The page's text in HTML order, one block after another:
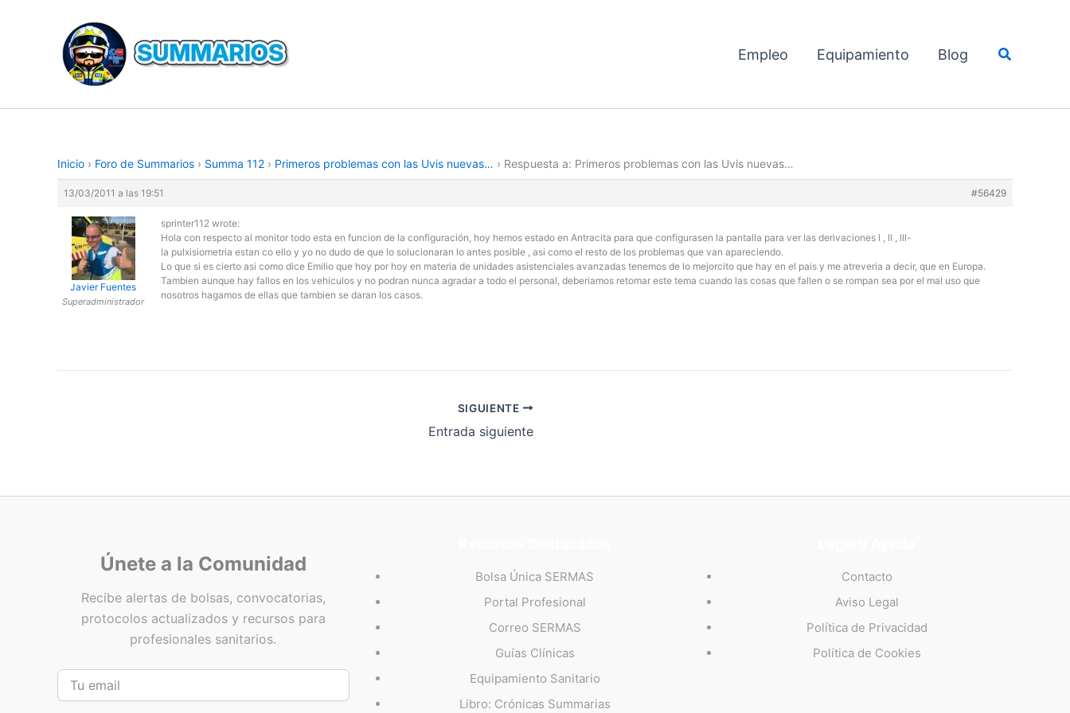
contenido
Empleo Equipamiento Blog Buscar
Inicio › Foro de Summarios › Summa 112 › Primeros problemas con las Uvis nuevas… › Respuesta a: Primeros problemas con las Uvis nuevas…
13/03/2011 a las 19:51 #56429
Javier Fuentes
Superadministrador
sprinter112 wrote:
Hola con respecto al monitor todo esta en funcion de la configuración, hoy hemos estado en Antracita para que configurasen la pantalla para ver las derivaciones l , ll , lll-
la pulxisiometria estan co ello y yo no dudo de que lo solucionaran lo antes posible , asi como el resto de los problemas que van apareciendo.
Lo que si es cierto asi como dice Emilio que hoy por hoy en materia de unidades asistenciales avanzadas tenemos de lo mejorcito que hay en el pais y me atreveria a decir, que en Europa.
Tambien aunque hay fallos en los vehiculos y no podran nunca agradar a todo el personal, deberiamos retomar este tema cuando las cosas que fallen o se rompan sea por el mal uso que
nosotros hagamos de ellas que tambien se daran los casos.
SIGUIENTE
Entrada siguiente
Únete a la Comunidad
Recibe alertas de bolsas, convocatorias,
protocolos actualizados y recursos para
profesionales sanitarios.
Bolsa Única SERMAS
Portal Profesional
Correo SERMAS
Guías Clínicas
Equipamiento Sanitario
Libro: Crónicas Summarias
Contacto
Aviso Legal
Política de Privacidad
Política de Cookies